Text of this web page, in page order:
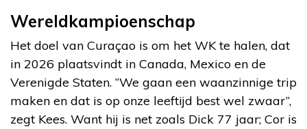
Wereldkampioenschap
Het doel van Curaçao is om het WK te halen, dat
in 2026 plaatsvindt in Canada, Mexico en de
Verenigde Staten. “We gaan een waanzinnige trip
maken en dat is op onze leeftijd best wel zwaar”,
zegt Kees. Want hij is net zoals Dick 77 jaar; Cor is